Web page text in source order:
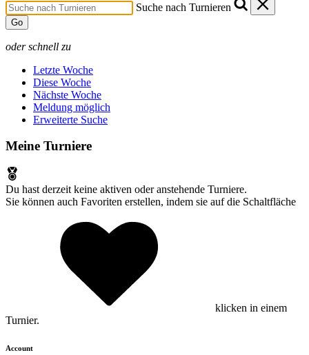
Suche nach Turnieren
Go
oder schnell zu
Letzte Woche
Diese Woche
Nächste Woche
Meldung möglich
Erweiterte Suche
Meine Turniere
Du hast derzeit keine aktiven oder anstehende Turniere.
Sie können auch Favoriten erstellen, indem sie auf die Schaltfläche
klicken in einem
Turnier.
Account